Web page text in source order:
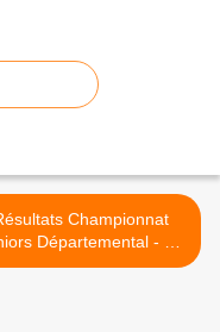
Championnat
Départemental - J.1
retour >